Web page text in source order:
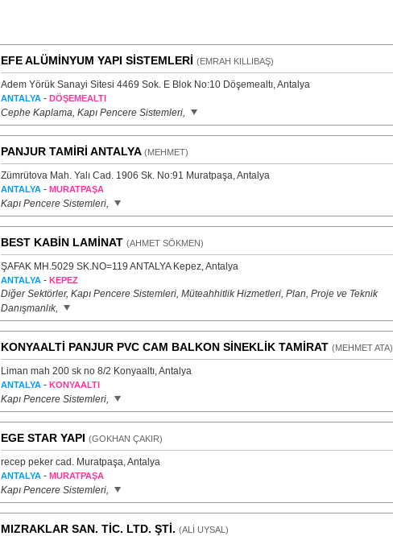
EFE ALÜMİNYUM YAPI SİSTEMLERİ (EMRAH KILLIBAŞ)
Adem Yörük Sanayi Sitesi 4469 Sok. E Blok No:10 Döşemealtı, Antalya
ANTALYA- DÖŞEMEALTI
Cephe Kaplama, Kapı Pencere Sistemleri,
PANJUR TAMİRİ ANTALYA (MEHMET)
Zümrütova Mah. Yalı Cad. 1906 Sk. No:91 Muratpaşa, Antalya
ANTALYA- MURATPAŞA
Kapı Pencere Sistemleri,
BEST KABİN LAMİNAT (AHMET SÖKMEN)
ŞAFAK MH.5029 SK.NO=119 ANTALYA Kepez, Antalya
ANTALYA- KEPEZ
Diğer Sektörler, Kapı Pencere Sistemleri, Müteahhitlik Hizmetleri, Plan, Proje ve Teknik
Danışmanlık,
KONYAALTİ PANJUR PVC CAM BALKON SİNEKLİK TAMİRAT (MEHMET ATA)
Liman mah 200 sk no 8/2 Konyaaltı, Antalya
ANTALYA- KONYAALTI
Kapı Pencere Sistemleri,
EGE STAR YAPI (GOKHAN ÇAKIR)
recep peker cad. Muratpaşa, Antalya
ANTALYA- MURATPAŞA
Kapı Pencere Sistemleri,
MIZRAKLAR SAN. TİC. LTD. ŞTİ. (ALİ UYSAL)